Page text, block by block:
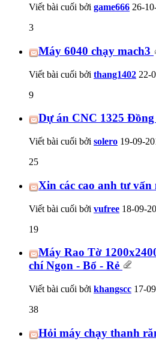
Viết bài cuối bởi game666 26-
3
Máy 6040 chạy mach3
Viết bài cuối bởi thang1402 22-
9
Dự án CNC 1325
Viết bài cuối bởi solero 19-09-
25
Xin các cao anh tư vấn
Viết bài cuối bởi vufree 18-09-
19
Máy Rao Tờ
chí Ngon - Bổ - Rẻ
Viết bài cuối bởi khangscc 17-
38
Hỏi máy chạy thanh